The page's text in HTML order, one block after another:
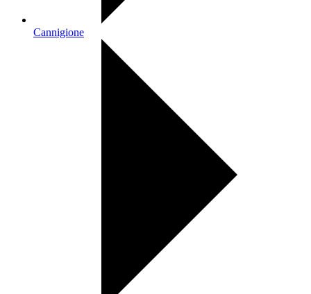
Cannigione